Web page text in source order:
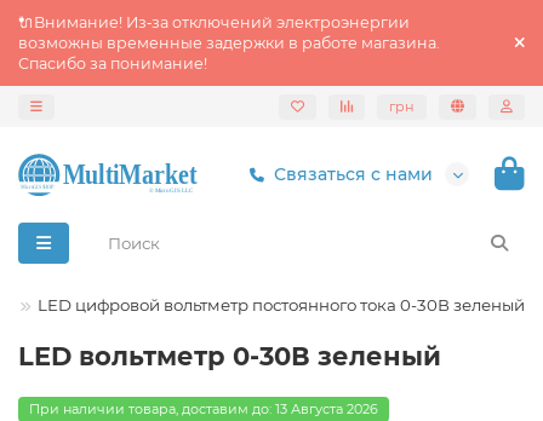
🔌Внимание! Из‑за отключений электроэнергии
возможны временные задержки в работе магазина.
Спасибо за понимание!
грн
Связаться с нами
LED цифровой вольтметр постоянного тока 0-30В зеленый
LED вольтметр 0-30В зеленый
При наличии товара, доставим до: 13 Августа 2026